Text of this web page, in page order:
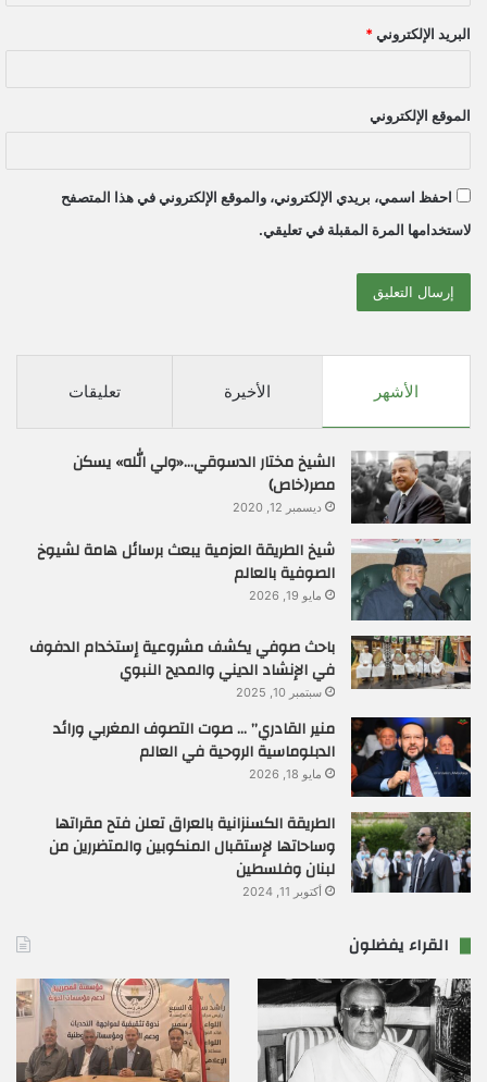
البريد الإلكتروني *
الموقع الإلكتروني
احفظ اسمي، بريدي الإلكتروني، والموقع الإلكتروني في هذا المتصفح
لاستخدامها المرة المقبلة في تعليقي.
الأشهر الأخيرة تعليقات
الشيخ مختار الدسوقي…«ولي الله» يسكن
مصر(خاص)
ديسمبر 12, 2020
شيخ الطريقة العزمية يبعث برسائل هامة لشيوخ
الصوفية بالعالم
مايو 19, 2026
باحث صوفي يكشف مشروعية إستخدام الدفوف
في الإنشاد الديني والمديح النبوي
سبتمبر 10, 2025
منير القادري” … صوت التصوف المغربي ورائد
الدبلوماسية الروحية في العالم
مايو 18, 2026
الطريقة الكسنزانية بالعراق تعلن فتح مقراتها
وساحاتها لإستقبال المنكوبين والمتضررين من
لبنان وفلسطين
أكتوبر 11, 2024
القراء يفضلون